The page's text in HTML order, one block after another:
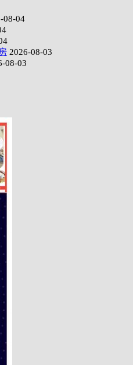
08-04
2026-08-03
08-03